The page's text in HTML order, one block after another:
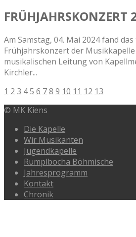
FRÜHJAHRSKONZERT
Am Samstag, 04. Mai 2024 fand
Frühjahrskonzert der
musikalischen Leitung von
Kirchler...
1 2 3 45 6 78 9 10 11 12 13
© MK Kiens
Die Kapelle
Wir Musikanten
Jugendkapelle
Rumplbocha Böhmische
Jahresprogramm
Kontakt
Chronik